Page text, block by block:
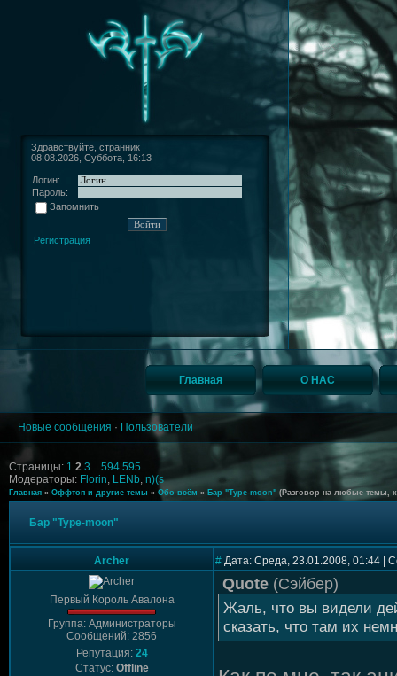
Здравствуйте, странник
08.08.2026, Суббота, 16:13
Логин:
Пароль:
Запомнить
Регистрация
Главная О НАС
Новые сообщения · Пользователи
Страницы: 1 2 3 .. 594 595
Модераторы: Florin, LENb, n)(s
Главная » Оффтоп и другие темы » Обо всём » Бар "Type-moon" (Разговор на любые темы,
Бар "Type-moon"
Archer # Дата: Среда, 23.01.2008, 01:44 |
Первый Король Авалона
Группа: Администраторы
Сообщений: 2856
Репутация: 24
Статус: Offline
Quote (Сэйбер)
Жаль, что вы видели
сказать, что там их